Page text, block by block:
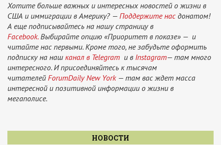
Хотите больше важных и интересных новостей о жизни в
США и иммиграции в Америку? — Поддержите нас донатом!
А еще подписывайтесь на нашу страницу в
Facebook.Выбирайте опцию «Приоритет в показе» — и
читайте нас первыми. Кроме того, не забудьте оформить
подписку на наш канал в Telegram и в Instagram— там много
интересного. И присоединяйтесь к тысячам
читателей ForumDaily New York— там вас ждет масса
интересной и позитивной информации о жизни в
мегаполисе.
НОВОСТИ